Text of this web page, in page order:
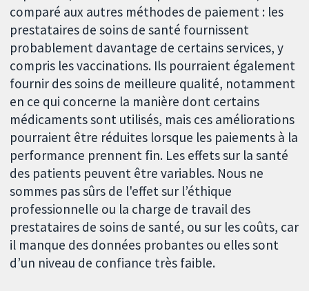
comparé aux autres méthodes de paiement : les
prestataires de soins de santé fournissent
probablement davantage de certains services, y
compris les vaccinations. Ils pourraient également
fournir des soins de meilleure qualité, notamment
en ce qui concerne la manière dont certains
médicaments sont utilisés, mais ces améliorations
pourraient être réduites lorsque les paiements à la
performance prennent fin. Les effets sur la santé
des patients peuvent être variables. Nous ne
sommes pas sûrs de l'effet sur l’éthique
professionnelle ou la charge de travail des
prestataires de soins de santé, ou sur les coûts, car
il manque des données probantes ou elles sont
d’un niveau de confiance très faible.